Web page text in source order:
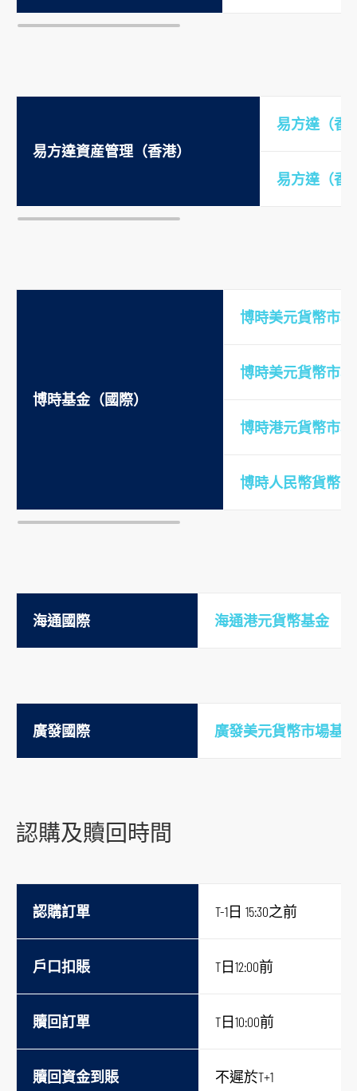
易方達資産管理（香港）
易方達（香
易方達（香
博時基金（國際）
博時美元貨幣市
博時美元貨幣市場
博時港元貨幣市場
博時人民幣貨幣市
海通國際 海通港元貨幣基金
廣發國際 廣發美元貨幣市場基金
認購及贖回時間
認購訂單 T-1日 15:30之前
戶口扣賬 T日12:00前
贖回訂單 T日10:00前
贖回資金到賬 不遲於T+1